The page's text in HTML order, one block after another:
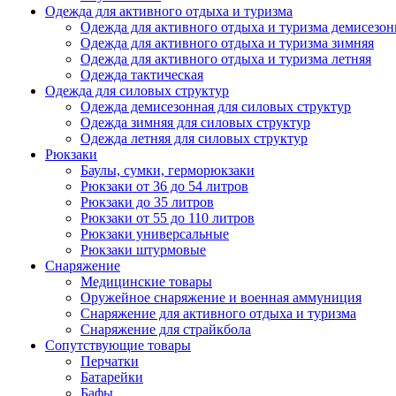
Одежда для активного отдыха и туризма
Одежда для активного отдыха и туризма
Одежда для активного отдыха и туризма зимняя
Одежда для активного отдыха и туризма летняя
Одежда тактическая
Одежда для силовых структур
Одежда демисезонная для силовых структур
Одежда зимняя для силовых структур
Одежда летняя для силовых структур
Рюкзаки
Баулы, сумки, герморюкзаки
Рюкзаки от 36 до 54 литров
Рюкзаки до 35 литров
Рюкзаки от 55 до 110 литров
Рюкзаки универсальные
Рюкзаки штурмовые
Снаряжение
Медицинские товары
Оружейное снаряжение и военная аммуниция
Снаряжение для активного отдыха и туризма
Снаряжение для страйкбола
Сопутствующие товары
Перчатки
Батарейки
Бафы